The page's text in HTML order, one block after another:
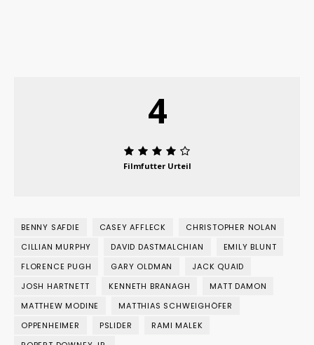
4
Filmfutter Urteil
BENNY SAFDIE CASEY AFFLECK
CHRISTOPHER NOLAN
CILLIAN MURPHY
DAVID DASTMALCHIAN
EMILY BLUNT
FLORENCE PUGH
GARY OLDMAN
JACK QUAID
JOSH HARTNETT
KENNETH BRANAGH
MATT DAMON
MATTHEW MODINE
MATTHIAS SCHWEIGHÖFER
OPPENHEIMER
PSLIDER
RAMI MALEK